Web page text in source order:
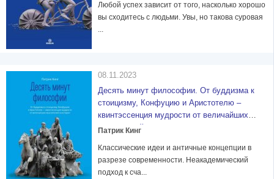
Любой успех зависит от того, насколько хорошо
вы сходитесь с людьми. Увы, но такова суровая
...
08.11.2023
Десять минут философии. От буддизма к
стоицизму, Конфуцию и Аристотелю –
квинтэссенция мудрости от величайших
мыслителей в истории
Патрик Кинг
Классические идеи и античные концепции в
разрезе современности. Неакадемический
подход к сча...